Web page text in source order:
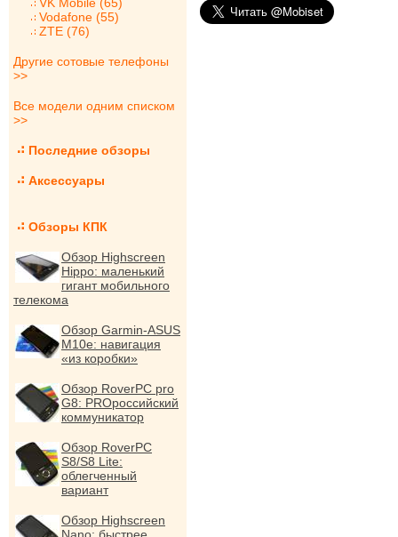
Vodafone (55)
ZTE (76)
Другие сотовые телефоны
>>
Все модели одним списком
>>
Последние обзоры
Аксессуары
Обзоры КПК
Обзор Highscreen
Hippo: маленький
гигант мобильного
телекома
Обзор Garmin-ASUS
M10e: навигация
«из коробки»
Обзор RoverPC pro
G8: PROроссийский
коммуникатор
Обзор RoverPC
S8/S8 Lite:
облегченный
вариант
Обзор Highscreen